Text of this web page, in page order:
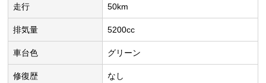
走行 50km
排気量 5200cc
車台色 グリーン
修復歴 なし